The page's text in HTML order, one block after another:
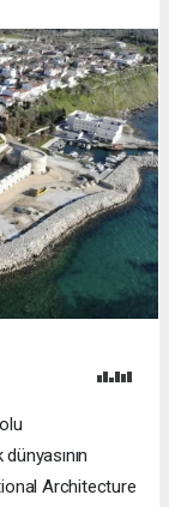
Architecture